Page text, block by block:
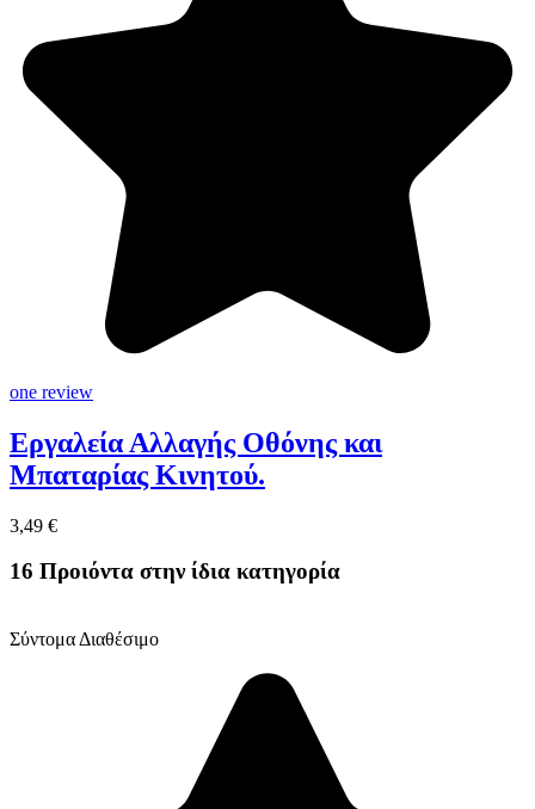
one review
Εργαλεία Αλλαγής Οθόνης και
Μπαταρίας Κινητού.
3,49 €
16 Προιόντα στην ίδια κατηγορία
Σύντομα Διαθέσιμο